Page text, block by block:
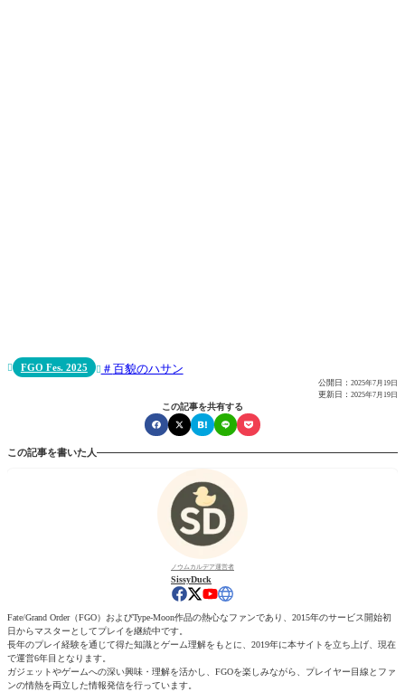
 FGO Fes. 2025  百貌のハサン
公開日： 2025年7月19日
更新日： 2025年7月19日
この記事を共有する
この記事を書いた人
ノウムカルデア運営者
SissyDuck
Fate/Grand Order（FGO）およびType-Moon作品の熱心なファンであり、2015年のサービス開始初
日からマスターとしてプレイを継続中です。
長年のプレイ経験を通じて得た知識とゲーム理解をもとに、2019年に本サイトを立ち上げ、現在
で運営6年目となります。
ガジェットやゲームへの深い興味・理解を活かし、FGOを楽しみながら、プレイヤー目線とファ
ンの情熱を両立した情報発信を行っています。